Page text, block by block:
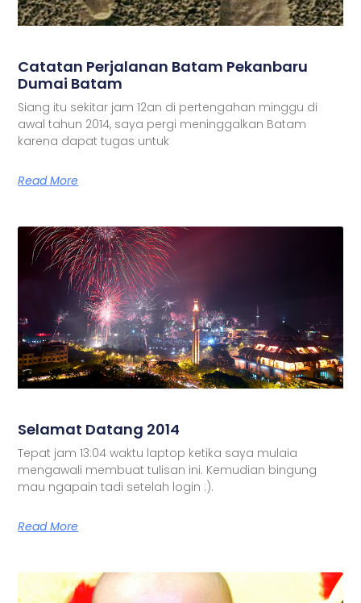
Catatan Perjalanan Batam Pekanbaru
Dumai Batam
Siang itu sekitar jam 12an di pertengahan minggu di
awal tahun 2014, saya pergi meninggalkan Batam
karena dapat tugas untuk
Read More
Selamat Datang 2014
Tepat jam 13:04 waktu laptop ketika saya mulaia
mengawali membuat tulisan ini. Kemudian bingung
mau ngapain tadi setelah login :).
Read More